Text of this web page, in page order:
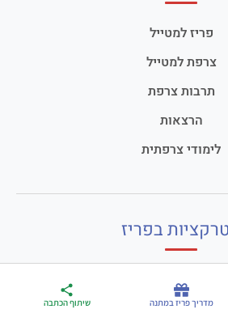
מדריך פריז
במתנה
דברו
איתי בווטסאפ
פריז למטייל
צרפת למטייל
תרבות צרפת
הרצאות
לימודי צרפתית
בפריז
מגדל אייפל
דיסנילנד פריז
מדריך פריז במתנה שיתוף הכתבה